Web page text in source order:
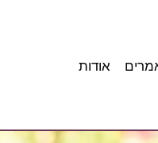
אודות